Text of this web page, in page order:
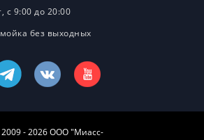
с 9:00 до 20:00
без выходных
- 2026 ООО "Миасс-